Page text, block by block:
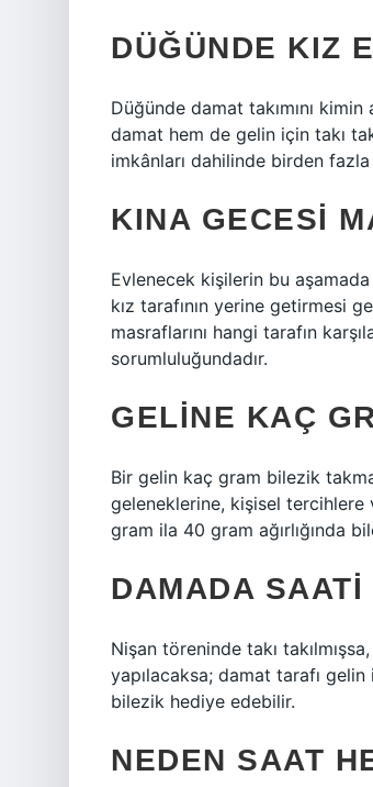
DÜĞÜNDE KIZ
Düğünde damat takımını kimin
damat hem de gelin için takı
imkânları dahilinde birden
KINA GECESI
Evlenecek kişilerin bu
kız tarafının yerine getirmesi
masraflarını hangi tarafın
sorumluluğundadır.
GELINE KAÇ
Bir gelin kaç gram bilezik
geleneklerine, kişisel
gram ila 40 gram ağırlığında
DAMADA
Nişan töreninde takı
yapılacaksa; damat tarafı
bilezik hediye edebilir.
NEDEN SAAT